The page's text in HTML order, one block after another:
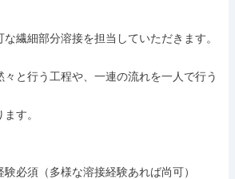
繊細部分溶接を担当していただきます。
と行う工程や、一連の流れを一人で行う
す。
必須（多様な溶接経験あれば尚可）